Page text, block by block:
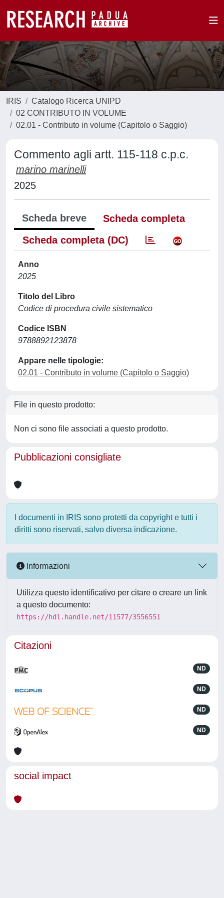
IRIS
Catalogo Ricerca UNIPD
02 CONTRIBUTO IN VOLUME
02.01 - Contributo in volume (Capitolo o Saggio)
Commento agli artt. 115-118 c.p.c.
marino marinelli
2025
Scheda breve
Scheda completa
Scheda completa (DC)
Anno
2025
Titolo del Libro
Codice di procedura civile sistematico
Codice ISBN
9788892123878
Appare nelle tipologie:
02.01 - Contributo in volume (Capitolo o Saggio)
File in questo prodotto:
Non ci sono file associati a questo prodotto.
Pubblicazioni consigliate
I documenti in IRIS sono protetti da copyright e tutti i
diritti sono riservati, salvo diversa indicazione.
Informazioni
Utilizza questo identificativo per citare o creare un link
a questo documento:
https://hdl.handle.net/11577/3556551
Citazioni
ND
ND
ND
ND
social impact